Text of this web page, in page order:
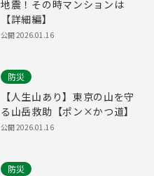
地震！その時マンションは
【詳細編】
公開2026.01.16
防災
【人生山あり】東京の山を守
る山岳救助【ポン×かつ道】
公開2026.01.16
防災